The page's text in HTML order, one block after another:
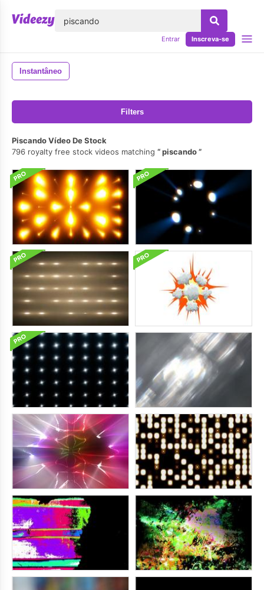
Entrar Inscreva-se
Instantâneo
Filters
Piscando Vídeo De Stock
796 royalty free stock videos matching
piscando